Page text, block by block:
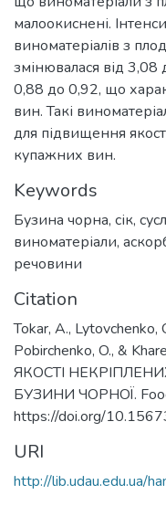
малоокиснені.
виноматеріалів з
змінювалася від 3,08
0,88 до 0,92, що
вин. Такі
для підвищення
купажних вин.
Keywords
Бузина чорна, сік,
виноматеріали,
речовини
Citation
Tokar, A., Lytovchenko,
Pobirchenko, O., &
ЯКОСТІ
БУЗИНИ ЧОРНОЇ. Food
https://doi.org/
URI
http://lib.udau.edu.ua/